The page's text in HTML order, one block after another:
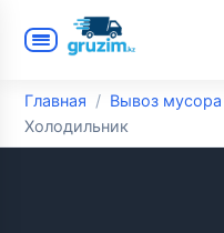
Главная Вывоз мусора
Холодильник